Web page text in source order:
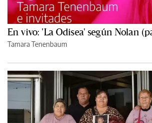
En vivo: 'La Odisea' según Nolan
Tamara Tenenbaum